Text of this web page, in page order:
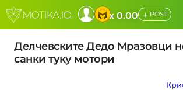
x 0.00 + POST
Делчевските Дедо Мразовци
санки туку мотори